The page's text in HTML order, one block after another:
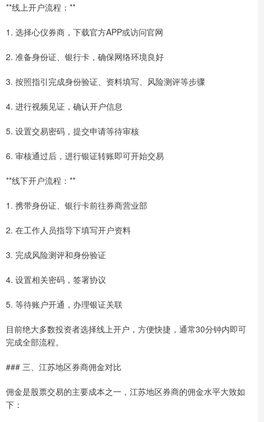
**线上开户流程：**
1. 选择心仪券商，下载官方APP或访问官网
2. 准备身份证、银行卡，确保网络环境良好
3. 按照指引完成身份验证、资料填写、风险测评等步骤
4. 进行视频见证，确认开户信息
5. 设置交易密码，提交申请等待审核
6. 审核通过后，进行银证转账即可开始交易
**线下开户流程：**
1. 携带身份证、银行卡前往券商营业部
2. 在工作人员指导下填写开户资料
3. 完成风险测评和身份验证
4. 设置相关密码，签署协议
5. 等待账户开通，办理银证关联
目前绝大多数投资者选择线上开户，方便快捷，通常30分钟内即可
完成全部流程。
### 三、江苏地区券商佣金对比
佣金是股票交易的主要成本之一，江苏地区券商的佣金水平大致如
下：